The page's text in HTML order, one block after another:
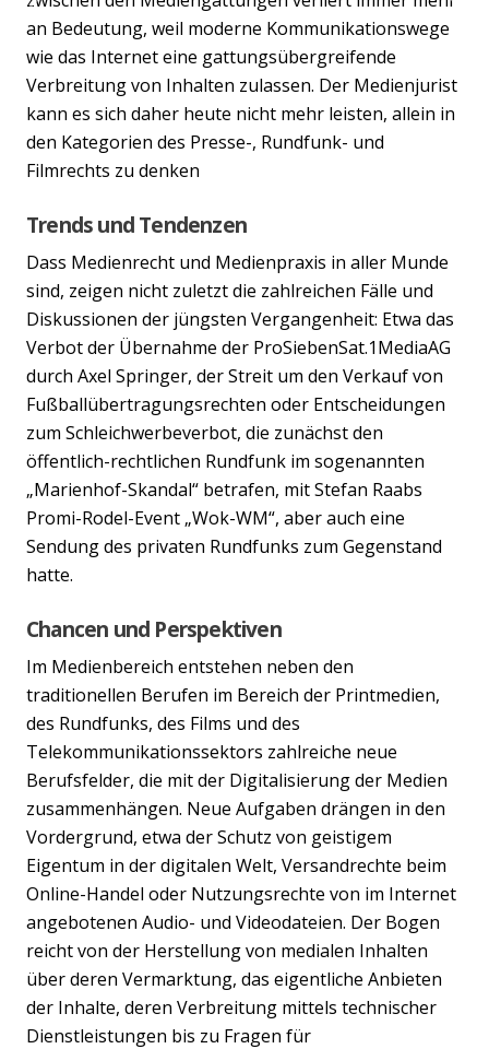
Previous
an Bedeutung, weil moderne Kommunikationswege
wie das Internet eine gattungsübergreifende
Verbreitung von Inhalten zulassen. Der Medienjurist
kann es sich daher heute nicht mehr leisten, allein in
den Kategorien des Presse-, Rundfunk- und
Filmrechts zu denken
Trends und Tendenzen
Dass Medienrecht und Medienpraxis in aller Munde
sind, zeigen nicht zuletzt die zahlreichen Fälle und
Diskussionen der jüngsten Vergangenheit: Etwa das
Verbot der Übernahme der ProSiebenSat.1MediaAG
durch Axel Springer, der Streit um den Verkauf von
Fußballübertragungsrechten oder Entscheidungen
zum Schleichwerbeverbot, die zunächst den
öffentlich-rechtlichen Rundfunk im sogenannten
„Marienhof-Skandal“ betrafen, mit Stefan Raabs
Promi-Rodel-Event „Wok-WM“, aber auch eine
Sendung des privaten Rundfunks zum Gegenstand
hatte.
Chancen und Perspektiven
Im Medienbereich entstehen neben den
traditionellen Berufen im Bereich der Printmedien,
des Rundfunks, des Films und des
Telekommunikationssektors zahlreiche neue
Berufsfelder, die mit der Digitalisierung der Medien
zusammenhängen. Neue Aufgaben drängen in den
Vordergrund, etwa der Schutz von geistigem
Eigentum in der digitalen Welt, Versandrechte beim
Online-Handel oder Nutzungsrechte von im Internet
angebotenen Audio- und Videodateien. Der Bogen
reicht von der Herstellung von medialen Inhalten
über deren Vermarktung, das eigentliche Anbieten
der Inhalte, deren Verbreitung mittels technischer
Dienstleistungen bis zu Fragen für